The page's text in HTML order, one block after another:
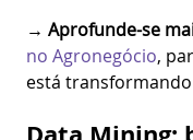
→ Aprofunde-se
no Agronegócio,
está